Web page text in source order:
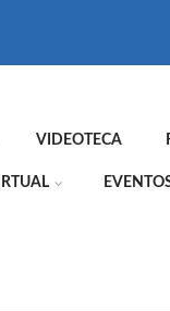
VIDEOTECA